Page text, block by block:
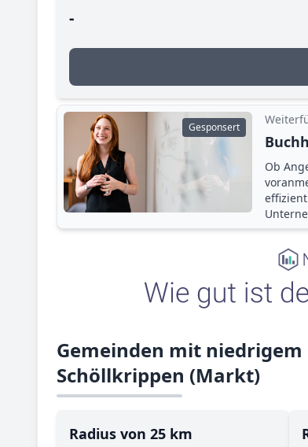
-
Gesponsert
Ob
Gemeinden mit
Schöllkrippen (Markt)
Radius von 25 km